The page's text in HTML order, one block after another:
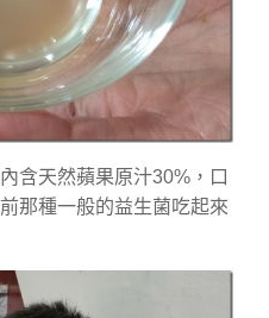
含天然蘋果原汁30%，口
那種一般的益生菌吃起來